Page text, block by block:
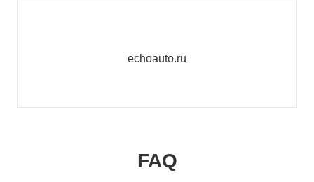
echoauto.ru
FAQ